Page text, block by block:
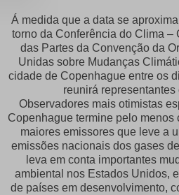
Á medida que a data se
torno da Conferência do Clima –
das Partes da Convenção da
Unidas sobre Mudanças
cidade de Copenhague entre os
reunirá representantes
Observadores mais otimistas
Copenhague termine pelo menos
maiores emissores que leve a
emissões nacionais dos gases
leva em conta importantes
ambiental nos Estados Unidos,
de países em desenvolvimento,